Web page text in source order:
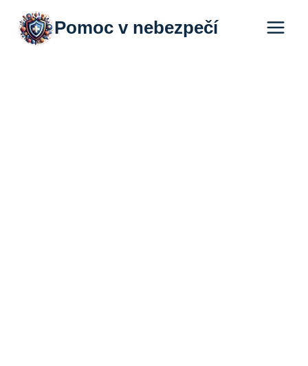
Přeskočit
obsah
Pomoc v nebezpečí